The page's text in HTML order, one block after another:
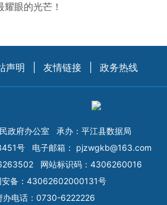
眼的光芒！
声明 友情链接 政务热线
政府办公室
承办：平江县数据局
号 电子邮箱： pjzwgkb@163.com
网站标识码：4306260016
安备：43062602000131号
办电话：0730-6222226